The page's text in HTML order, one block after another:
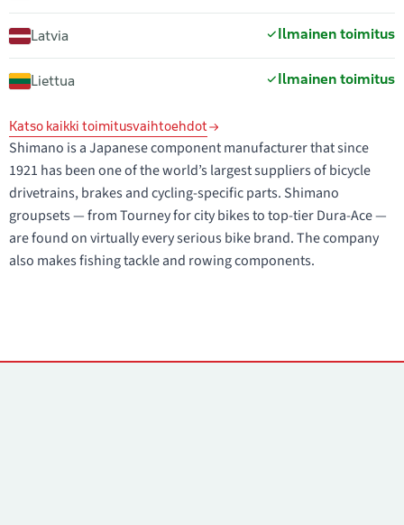
Latvia Ilmainen toimitus
Liettua Ilmainen toimitus
Katso kaikki toimitusvaihtoehdot
Shimano is a Japanese component manufacturer that since
1921 has been one of the world’s largest suppliers of bicycle
drivetrains, brakes and cycling-specific parts. Shimano
groupsets — from Tourney for city bikes to top-tier Dura-Ace —
are found on virtually every serious bike brand. The company
also makes fishing tackle and rowing components.